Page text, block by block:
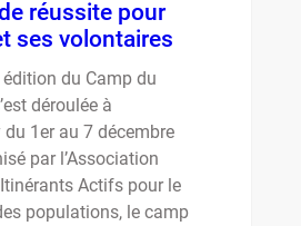
réussite pour
ses volontaires
édition du Camp du
déroulée à
du 1er au 7 décembre
par l’Association
Actifs pour le
populations, le camp